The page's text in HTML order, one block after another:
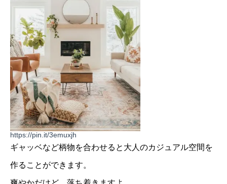
https://pin.it/3emuxjh
ギャッベなど柄物を合わせると大人のカジュアル空間を
作ることができます。